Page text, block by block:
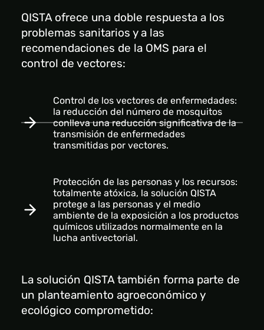
QISTA ofrece una doble respuesta a los
problemas sanitarios y a las
recomendaciones de la OMS para el
control de vectores:
Control de los vectores de enfermedades:
la reducción del número de mosquitos
conlleva una reducción significativa de la
transmisión de enfermedades
transmitidas por vectores.
Protección de las personas y los recursos:
totalmente atóxica, la solución QISTA
protege a las personas y el medio
ambiente de la exposición a los productos
químicos utilizados normalmente en la
lucha antivectorial.
La solución QISTA también forma parte de
un planteamiento agroeconómico y
ecológico comprometido: